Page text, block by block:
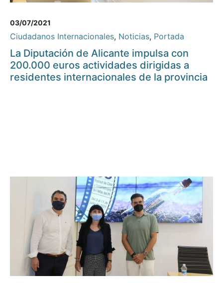
03/07/2021
Ciudadanos Internacionales, Noticias, Portada
La Diputación de Alicante impulsa con
200.000 euros actividades dirigidas a
residentes internacionales de la provincia